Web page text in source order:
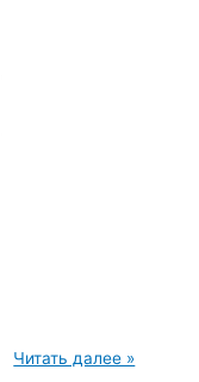
Пранаяма
Читать далее »